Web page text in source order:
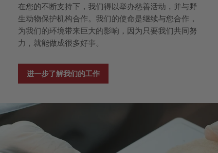
在您的不断支持下，我们得以举办慈善活动，并与野
生动物保护机构合作。我们的使命是继续与您合作，
为我们的环境带来巨大的影响，因为只要我们共同努
力，就能做成很多好事。
进一步了解我们的工作